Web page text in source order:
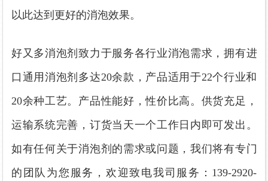
以此达到更好的消泡效果。
好又多消泡剂致力于服务各行业消泡需求，拥有进
口通用消泡剂多达20余款，产品适用于22个行业和
20余种工艺。产品性能好，性价比高。供货充足，
运输系统完善，订货当天一个工作日内即可发出。
如有任何关于消泡剂的需求或问题，我们将有专门
的团队为您服务，欢迎致电我司服务：139-2920-